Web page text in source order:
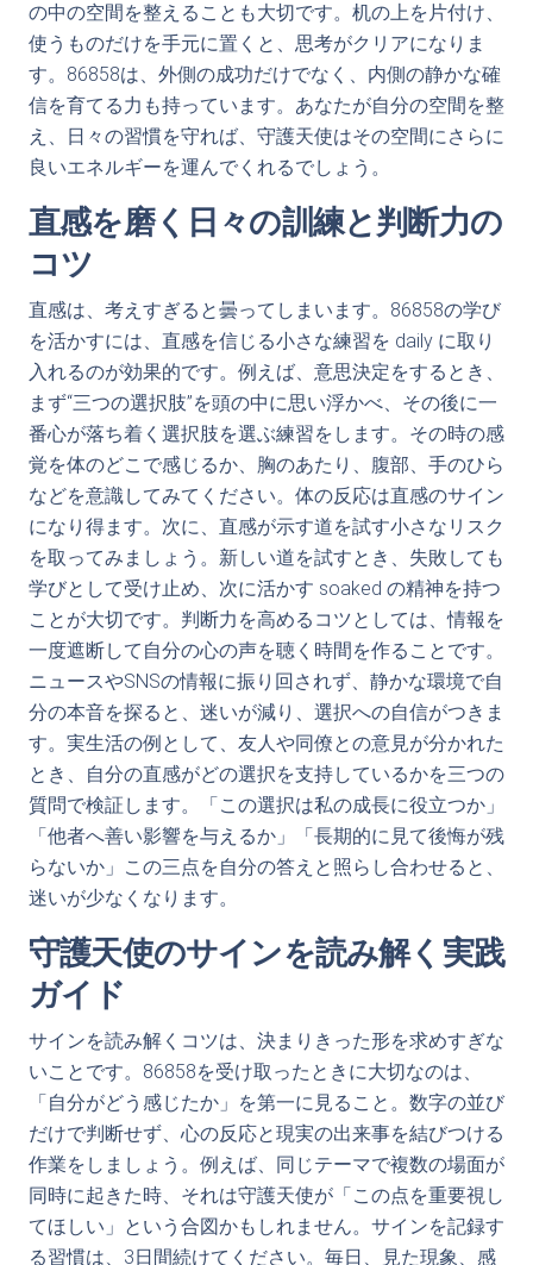
の中の空間を整えることも大切です。机の上を片付け、
使うものだけを手元に置くと、思考がクリアになりま
す。86858は、外側の成功だけでなく、内側の静かな確
信を育てる力も持っています。あなたが自分の空間を整
え、日々の習慣を守れば、守護天使はその空間にさらに
良いエネルギーを運んでくれるでしょう。
直感を磨く日々の訓練と判断力の
コツ
直感は、考えすぎると曇ってしまいます。86858の学び
を活かすには、直感を信じる小さな練習を daily に取り
入れるのが効果的です。例えば、意思決定をするとき、
まず“三つの選択肢”を頭の中に思い浮かべ、その後に一
番心が落ち着く選択肢を選ぶ練習をします。その時の感
覚を体のどこで感じるか、胸のあたり、腹部、手のひら
などを意識してみてください。体の反応は直感のサイン
になり得ます。次に、直感が示す道を試す小さなリスク
を取ってみましょう。新しい道を試すとき、失敗しても
学びとして受け止め、次に活かす soaked の精神を持つ
ことが大切です。判断力を高めるコツとしては、情報を
一度遮断して自分の心の声を聴く時間を作ることです。
ニュースやSNSの情報に振り回されず、静かな環境で自
分の本音を探ると、迷いが減り、選択への自信がつきま
す。実生活の例として、友人や同僚との意見が分かれた
とき、自分の直感がどの選択を支持しているかを三つの
質問で検証します。「この選択は私の成長に役立つか」
「他者へ善い影響を与えるか」「長期的に見て後悔が残
らないか」この三点を自分の答えと照らし合わせると、
迷いが少なくなります。
守護天使のサインを読み解く実践
ガイド
サインを読み解くコツは、決まりきった形を求めすぎな
いことです。86858を受け取ったときに大切なのは、
「自分がどう感じたか」を第一に見ること。数字の並び
だけで判断せず、心の反応と現実の出来事を結びつける
作業をしましょう。例えば、同じテーマで複数の場面が
同時に起きた時、それは守護天使が「この点を重要視し
てほしい」という合図かもしれません。サインを記録す
る習慣は、3日間続けてください。毎日、見た現象、感